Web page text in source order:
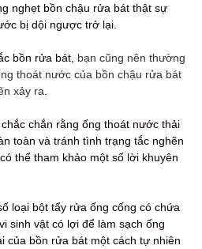
nghẹt bồn chậu rửa bát thật sự
bị dội ngược trở lại.
bồn rửa bát, bạn cũng nên thường
thoát nước của bồn chậu rửa bát
xảy ra
chắn rằng ống thoát nước thải
toàn và tránh tình trạng tắc nghẽn
thể tham khảo một số lời khuyên
loại bột tẩy rửa ống cống có chứa
sinh vật có lợi để làm sạch ống
của bồn rửa bát một cách tự nhiên